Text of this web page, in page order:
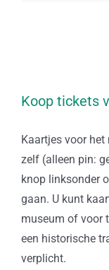
Koop tickets
Kaartjes voor
zelf (alleen pin:
knop linksonder
gaan. U kunt
museum of voor
een historische
verplicht.